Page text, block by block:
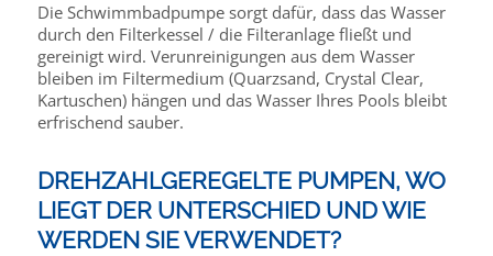
Die Schwimmbadpumpe sorgt dafür, dass das Wasser
durch den Filterkessel / die Filteranlage fließt und
gereinigt wird. Verunreinigungen aus dem Wasser
bleiben im Filtermedium (Quarzsand, Crystal Clear,
Kartuschen) hängen und das Wasser Ihres Pools bleibt
erfrischend sauber.
DREHZAHLGEREGELTE PUMPEN, WO
LIEGT DER UNTERSCHIED UND WIE
WERDEN SIE VERWENDET?